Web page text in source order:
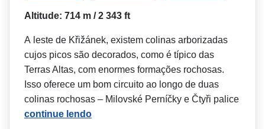
Altitude: 714 m / 2 343 ft
A leste de Křižánek, existem colinas arborizadas
cujos picos são decorados, como é típico das
Terras Altas, com enormes formações rochosas.
Isso oferece um bom circuito ao longo de duas
colinas rochosas – Milovské Perníčky e Čtyři palice
continue lendo